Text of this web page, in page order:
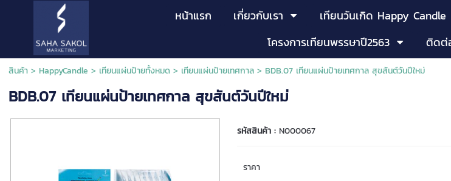
หน้าแรก เกี่ยวกับเรา เทียนวันเกิด Happy Candle
โครงการเทียนพรรษาปี2563
ติดต่
สินค้า> HappyCandle > เทียนแผ่นป้ายทั้งหมด > เทียนแผ่นป้ายเทศกาล> BDB.07 เทียนแผ่นป้ายเทศกาล สุขสันต์วันปีใหม่
BDB.07 เทียนแผ่นป้ายเทศกาล สุขสันต์วันปีใหม่
รหัสสินค้า : N000067
ราคา